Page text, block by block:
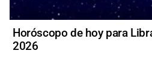
Horóscopo de hoy para
2026